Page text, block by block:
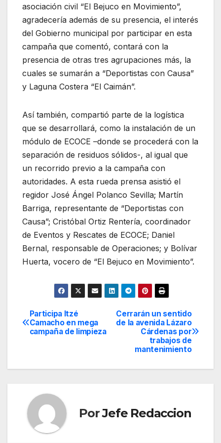
asociación civil “El Bejuco en Movimiento”,
agradecería además de su presencia, el interés
del Gobierno municipal por participar en esta
campaña que comentó, contará con la
presencia de otras tres agrupaciones más, la
cuales se sumarán a “Deportistas con Causa”
y Laguna Costera “El Caimán”.
Así también, compartió parte de la logística
que se desarrollará, como la instalación de un
módulo de ECOCE –donde se procederá con la
separación de residuos sólidos-, al igual que
un recorrido previo a la campaña con
autoridades. A esta rueda prensa asistió el
regidor José Ángel Polanco Sevilla; Martín
Barriga, representante de “Deportistas con
Causa”; Cristóbal Ortiz Rentería, coordinador
de Eventos y Rescates de ECOCE; Daniel
Bernal, responsable de Operaciones; y Bolívar
Huerta, vocero de “El Bejuco en Movimiento”.
Navegación
de
Cerrarán un sentido
de la avenida Lázaro
Cárdenas por
trabajos de
mantenimiento
Participa Itzé
Camacho en mega
campaña de limpieza
PorJefe Redaccion